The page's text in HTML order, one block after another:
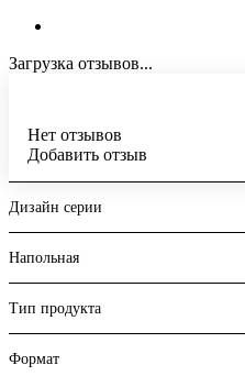
Загрузка отзывов...
Нет отзывов
Добавить отзыв
Дизайн серии
Напольная
Тип продукта
Формат